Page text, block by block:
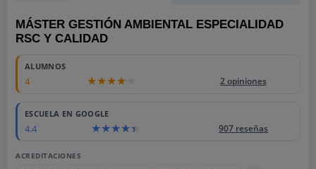
MÁSTER GESTIÓN AMBIENTAL ESPECIALIDAD
RSC Y CALIDAD
ALUMNOS
4 2 opiniones
ESCUELA EN GOOGLE
4.4 907 reseñas
ACREDITACIONES